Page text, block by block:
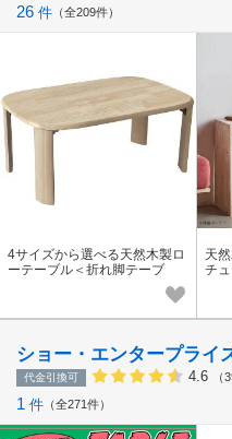
26 件 全209件
4サイズから選べる天然木製ロ
ーテーブル＜折れ脚テーブ
天
チ
L
ショー・エンタープライ
代金引換可 4.6 （
1 件 全271件